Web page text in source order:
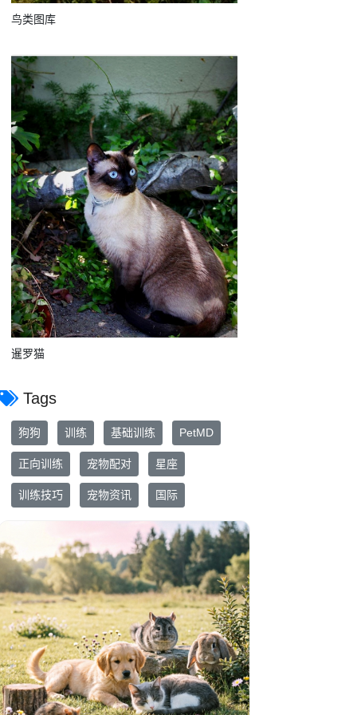
鸟类图库
暹罗猫
Tags
狗狗 训练 基础训练 PetMD
正向训练 宠物配对 星座
训练技巧 宠物资讯 国际